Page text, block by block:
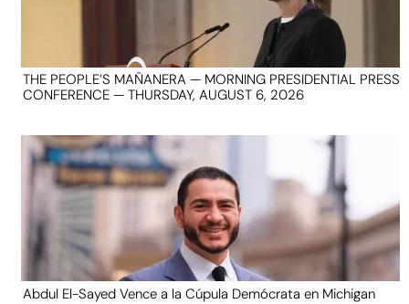
THE PEOPLE’S MAÑANERA — MORNING PRESIDENTIAL PRESS
CONFERENCE — THURSDAY, AUGUST 6, 2026
Abdul El-Sayed Vence a la Cúpula Demócrata en Michigan